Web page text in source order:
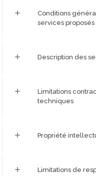
Conditions
services proposés
Description des
Limitations
techniques
Propriété
Limitations de